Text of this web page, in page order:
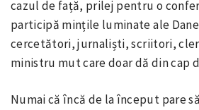
cazul de față, prilej pentru o
participă mințile luminate ale
cercetători, jurnaliști, scriitori,
ministru mut care doar dă din cap
Numai că încă de la început pare